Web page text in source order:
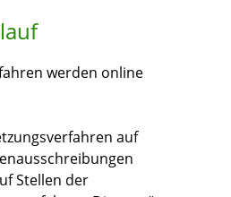
werden online
auf
Stellen der